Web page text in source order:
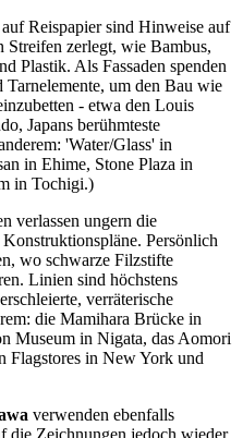
Reispapier sind Hinweise auf
Streifen zerlegt, wie Bambus,
Plastik. Als Fassaden spenden
um den Bau wie
- etwa den Louis
Japans berühmteste
'Water/Glass' in
in Ehime, Stone Plaza in
in Tochigi.)
verlassen ungern die
Persönlich
wo schwarze Filzstifte
Linien sind höchstens
verräterische
die Mamihara Brücke in
Museum in Nigata, das Aomori
Flagstores in New York und
verwenden ebenfalls
die Zeichnungen jedoch wieder